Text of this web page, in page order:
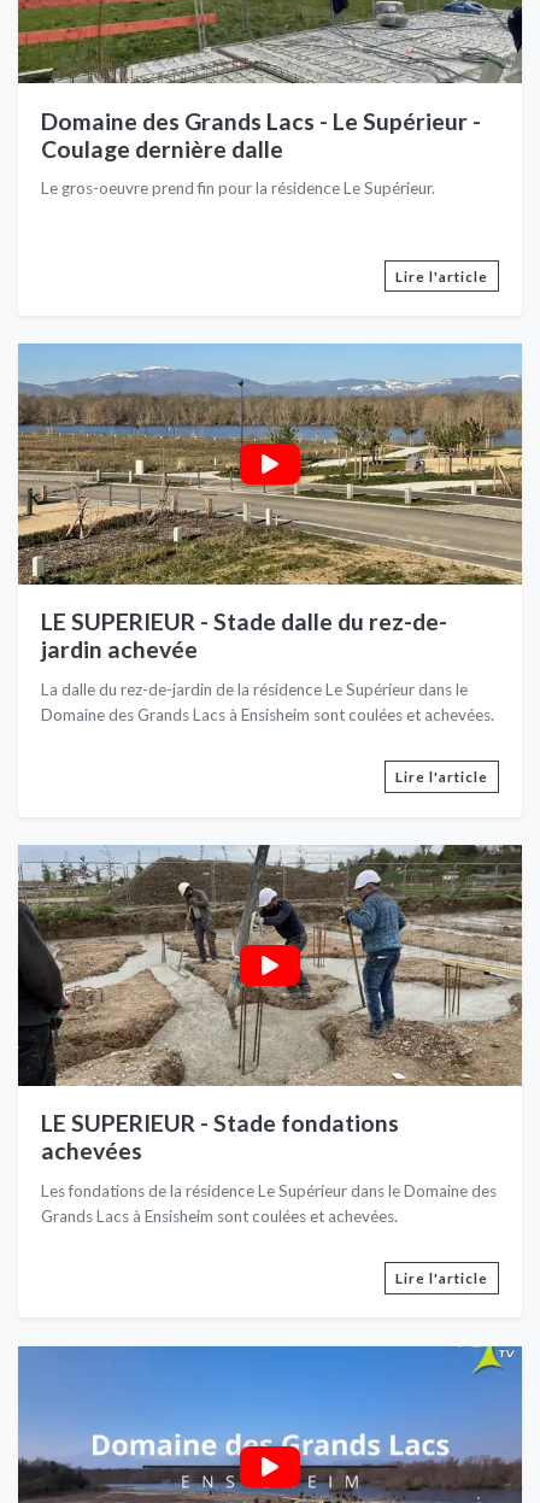
Domaine des Grands Lacs - Le Supérieur -
Coulage dernière dalle
Le gros-oeuvre prend fin pour la résidence Le Supérieur.
Lire l'article
LE SUPERIEUR - Stade dalle du rez-de-
jardin achevée
La dalle du rez-de-jardin de la résidence Le Supérieur dans le
Domaine des Grands Lacs à Ensisheim sont coulées et achevées.
Lire l'article
LE SUPERIEUR - Stade fondations
achevées
Les fondations de la résidence Le Supérieur dans le Domaine des
Grands Lacs à Ensisheim sont coulées et achevées.
Lire l'article